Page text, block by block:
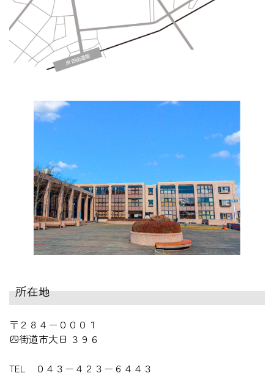
所在地
〒２８４－０００１
四街道市大日 ３９６
TEL ０４３－４２３－６４４３